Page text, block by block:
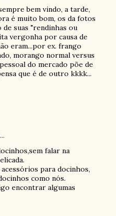
bem vindo, a tarde,
é muito bom, os da fotos
suas "rendinhas ou
vergonha por causa de
eram...por ex. frango
morango normal versus
do mercado põe de
que é de outro kkkk...
falar na
para docinhos,
como nós.
encontrar algumas